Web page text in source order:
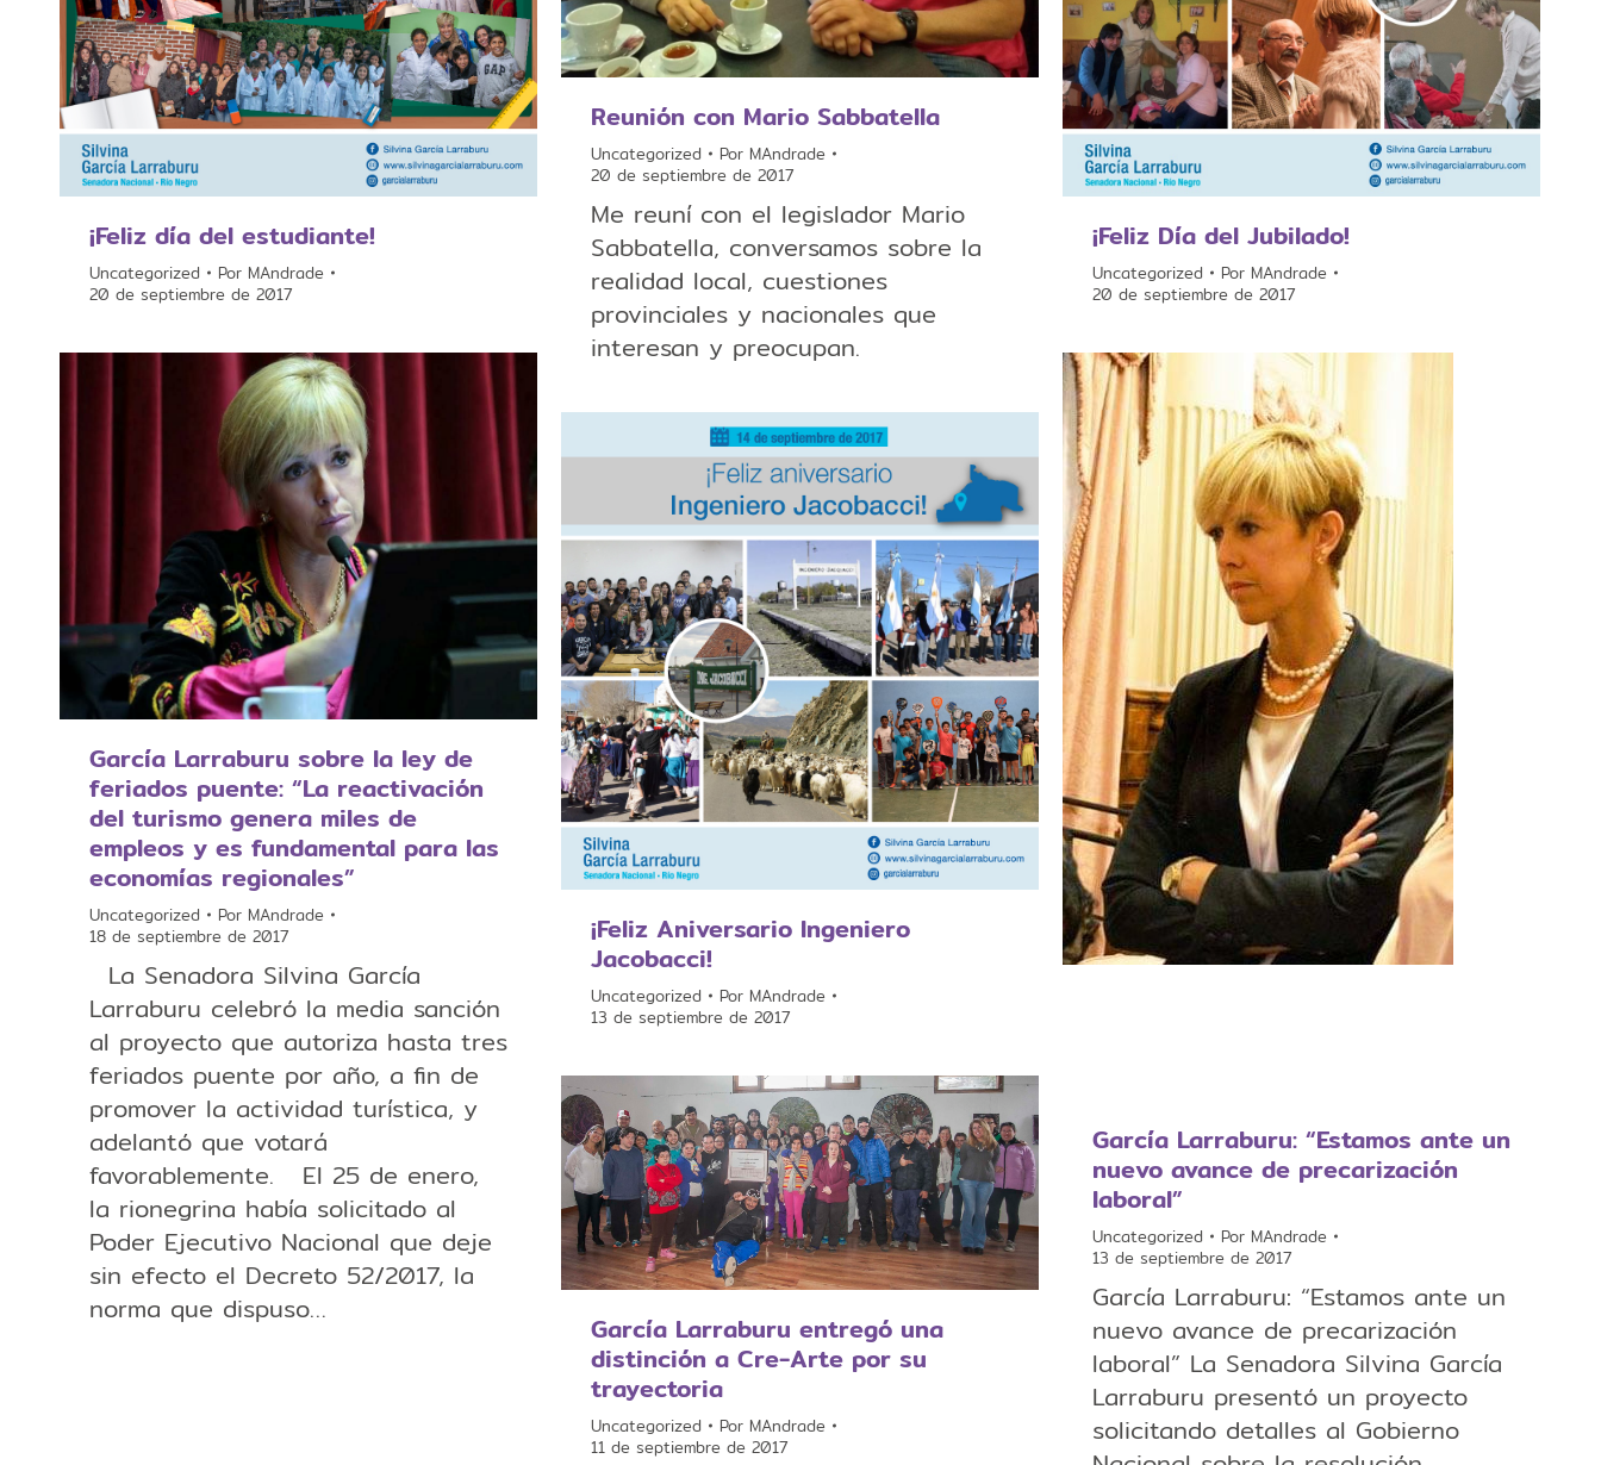
¡Feliz día del estudiante!
Uncategorized Por MAndrade
20 de septiembre de 2017
Reunión con Mario Sabbatella
Uncategorized Por MAndrade
20 de septiembre de 2017
Me reuní con el legislador Mario
Sabbatella, conversamos sobre la
realidad local, cuestiones
provinciales y nacionales que
interesan y preocupan.
¡Feliz Día del Jubilado!
Uncategorized Por MAndrade
20 de septiembre de 2017
García Larraburu sobre la ley de
feriados puente: “La reactivación
del turismo genera miles de
empleos y es fundamental para las
economías regionales”
Uncategorized Por MAndrade
18 de septiembre de 2017
La Senadora Silvina García
Larraburu celebró la media sanción
al proyecto que autoriza hasta tres
feriados puente por año, a fin de
promover la actividad turística, y
adelantó que votará
favorablemente. El 25 de enero,
la rionegrina había solicitado al
Poder Ejecutivo Nacional que deje
sin efecto el Decreto 52/2017, la
norma que dispuso…
García Larraburu: “Estamos ante un
nuevo avance de precarización
laboral”
Uncategorized Por MAndrade
13 de septiembre de 2017
García Larraburu: “Estamos ante un
nuevo avance de precarización
laboral” La Senadora Silvina García
Larraburu presentó un proyecto
solicitando detalles al Gobierno
¡Feliz Aniversario Ingeniero
Jacobacci!
Uncategorized Por MAndrade
13 de septiembre de 2017
García Larraburu entregó una
distinción a Cre-Arte por su
trayectoria
Uncategorized Por MAndrade
11 de septiembre de 2017